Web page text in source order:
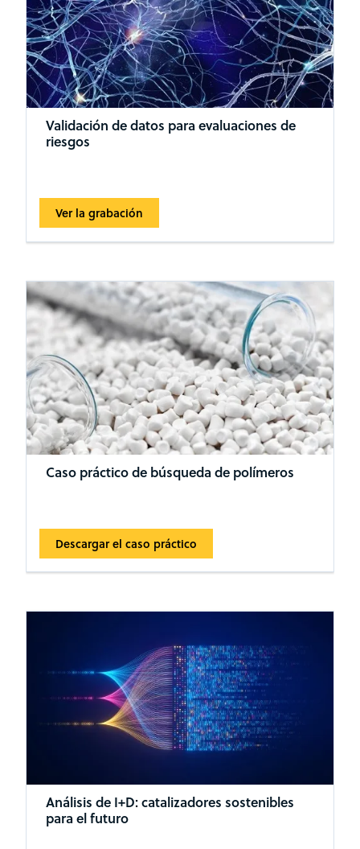
Validación de datos para evaluaciones de
riesgos
Ver la grabación
Caso práctico de búsqueda de polímeros
Descargar el caso práctico
Análisis de I+D: catalizadores sostenibles
para el futuro